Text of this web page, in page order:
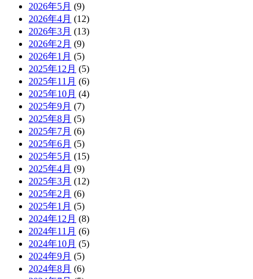
2026年5月 (9)
2026年4月 (12)
2026年3月 (13)
2026年2月 (9)
2026年1月 (5)
2025年12月 (5)
2025年11月 (6)
2025年10月 (4)
2025年9月 (7)
2025年8月 (5)
2025年7月 (6)
2025年6月 (5)
2025年5月 (15)
2025年4月 (9)
2025年3月 (12)
2025年2月 (6)
2025年1月 (5)
2024年12月 (8)
2024年11月 (6)
2024年10月 (5)
2024年9月 (5)
2024年8月 (6)